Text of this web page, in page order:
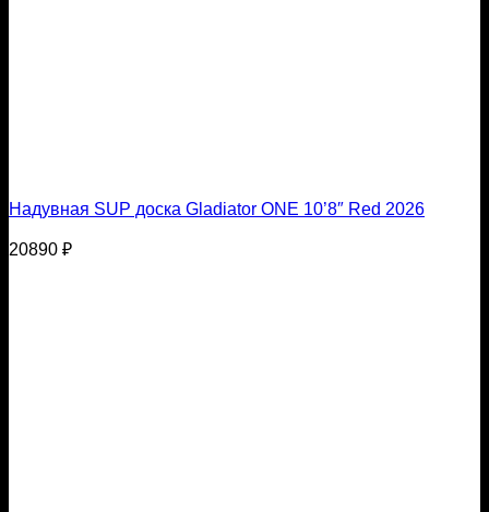
Надувная SUP доска Gladiator ONE 10’8″ Red 2026
20890 ₽